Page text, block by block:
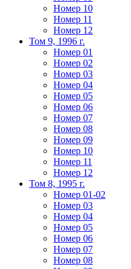
Номер 10
Номер 11
Номер 12
Том 9, 1996 г.
Номер 01
Номер 02
Номер 03
Номер 04
Номер 05
Номер 06
Номер 07
Номер 08
Номер 09
Номер 10
Номер 11
Номер 12
Том 8, 1995 г.
Номер 01-02
Номер 03
Номер 04
Номер 05
Номер 06
Номер 07
Номер 08